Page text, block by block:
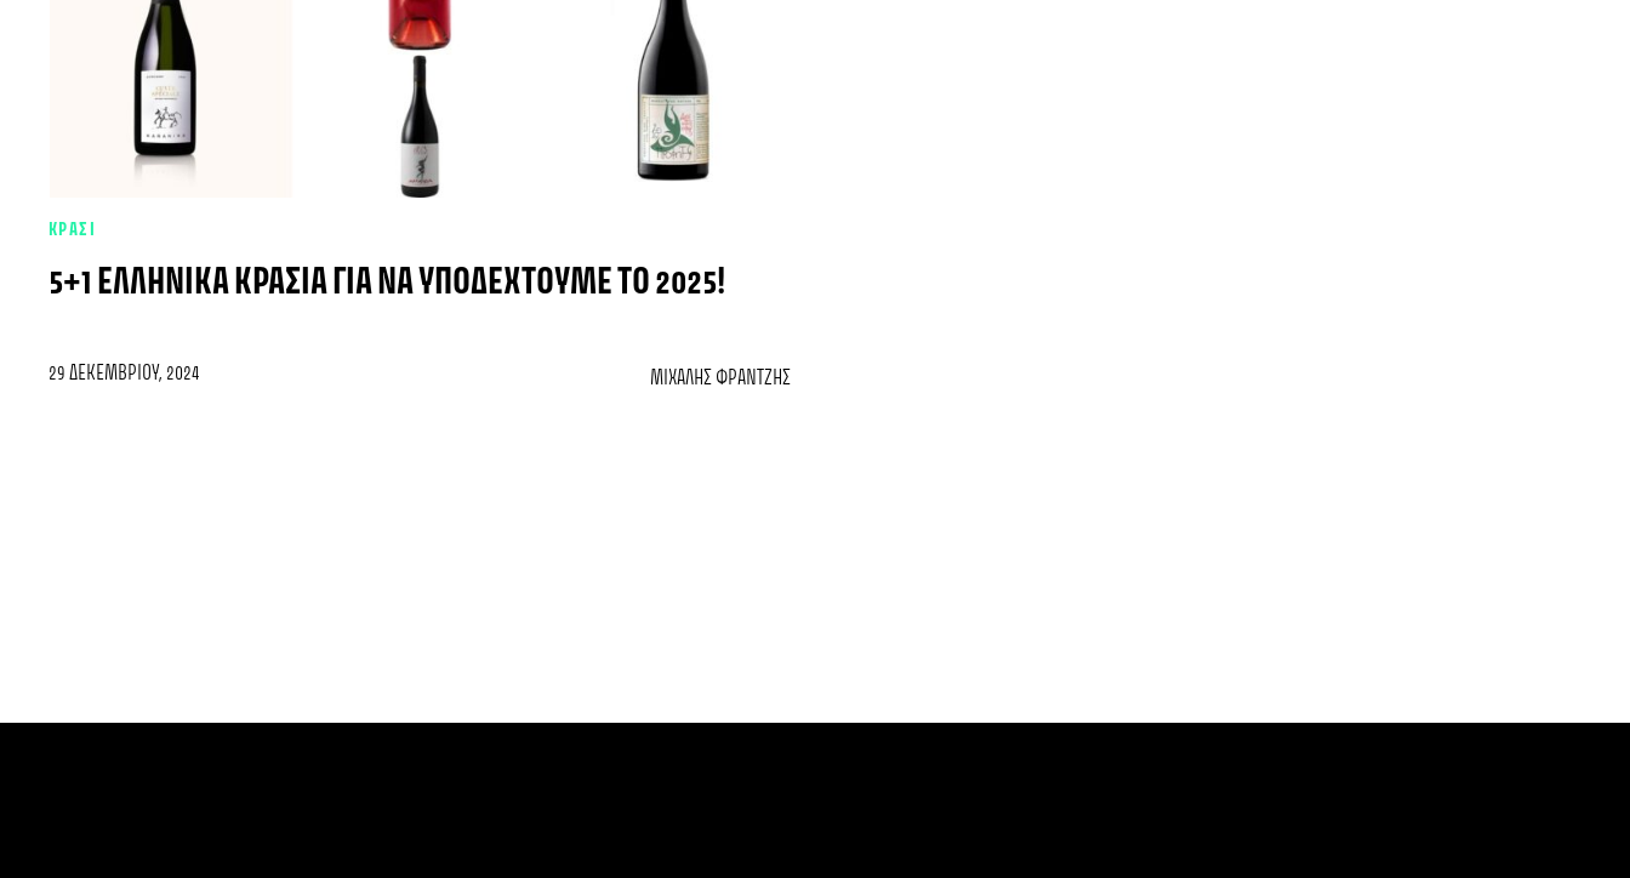
ΚΡΑΣΙ
5+1 ΕΛΛΗΝΙΚΆ ΚΡΑΣΙΆ ΓΙΑ ΝΑ ΥΠΟΔΕΧΤΟΎΜΕ ΤΟ 2025!
29 ΔΕΚΕΜΒΡΊΟΥ, 2024 ΜΙΧΆΛΗΣ ΦΡΑΝΤΖΉΣ